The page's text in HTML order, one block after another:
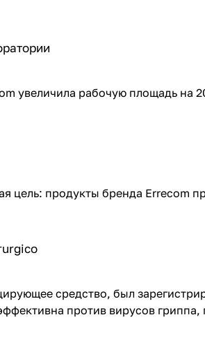
увеличила рабочую площадь на
цель: продукты бренда Errecom
средство, был
против вирусов